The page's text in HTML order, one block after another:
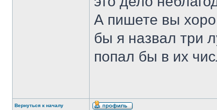
А пишете вы
бы я назвал три
попал бы в их
Вернуться к началу